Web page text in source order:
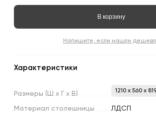
В корзину
Напишите, если нашли
Характеристики
Размеры (Ш х х В) 1210 x 560 x
Материал столешницы
ЛДСП